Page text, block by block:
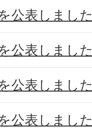
公表しまし
公表しまし
公表しまし
公表しまし